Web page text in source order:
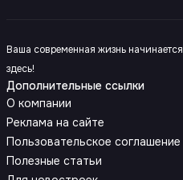
Ваша современная жизнь начинается
здесь!
Дополнительные ссылки
О компании
Реклама на сайте
Пользовательское соглашение
Полезные статьи